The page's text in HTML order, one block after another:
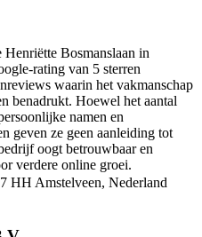
Bosmanslaan in
van 5 sterren
waarin het vakmanschap
benadrukt. Hoewel het aantal
namen en
geven ze geen aanleiding tot
oogt betrouwbaar en
verdere online groei.
HH Amstelveen, Nederland